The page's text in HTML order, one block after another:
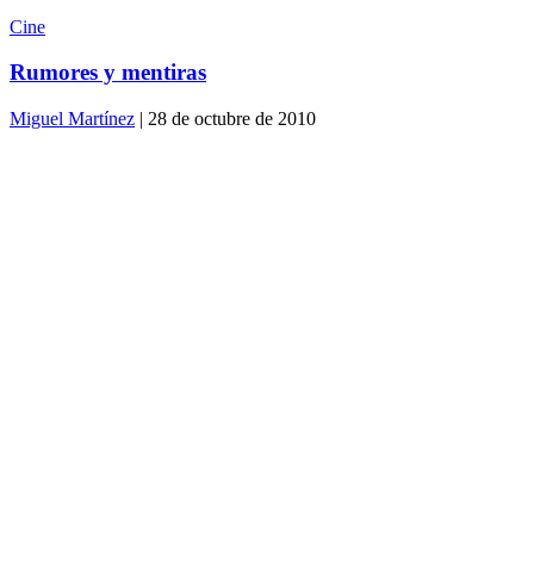
Cine
Rumores y mentiras
Miguel Martínez | 28 de octubre de 2010